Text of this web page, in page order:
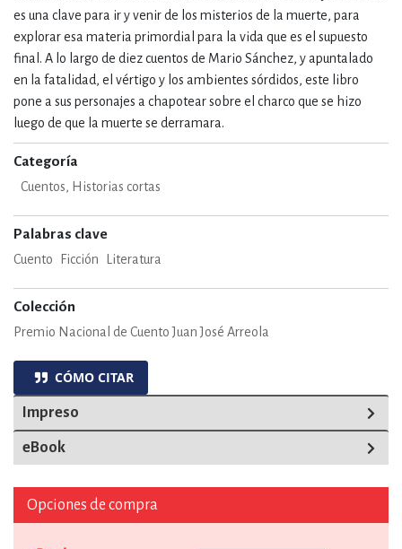
es una clave para ir y venir de los misterios de la muerte, para
explorar esa materia primordial para la vida que es el supuesto
final. A lo largo de diez cuentos de Mario Sánchez, y apuntalado
en la fatalidad, el vértigo y los ambientes sórdidos, este libro
pone a sus personajes a chapotear sobre el charco que se hizo
luego de que la muerte se derramara.
Categoría
Cuentos, Historias cortas
Palabras clave
Cuento Ficción Literatura
Colección
Premio Nacional de Cuento Juan José Arreola
CÓMO CITAR
Impreso
eBook
Opciones de compra